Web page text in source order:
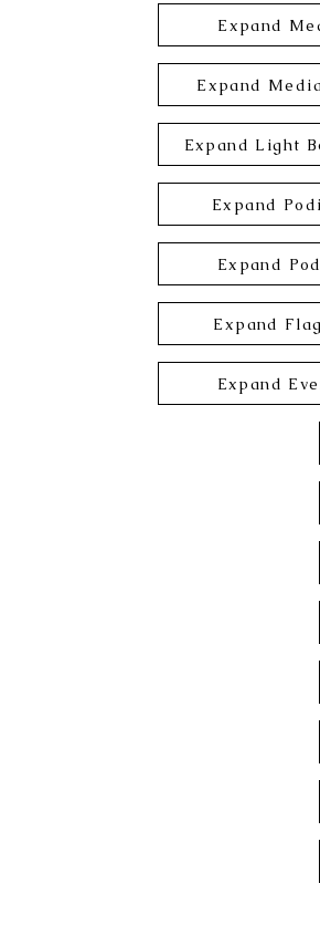
Expand
Expand
Expand Light
Expand
Expand
Expand
Expand